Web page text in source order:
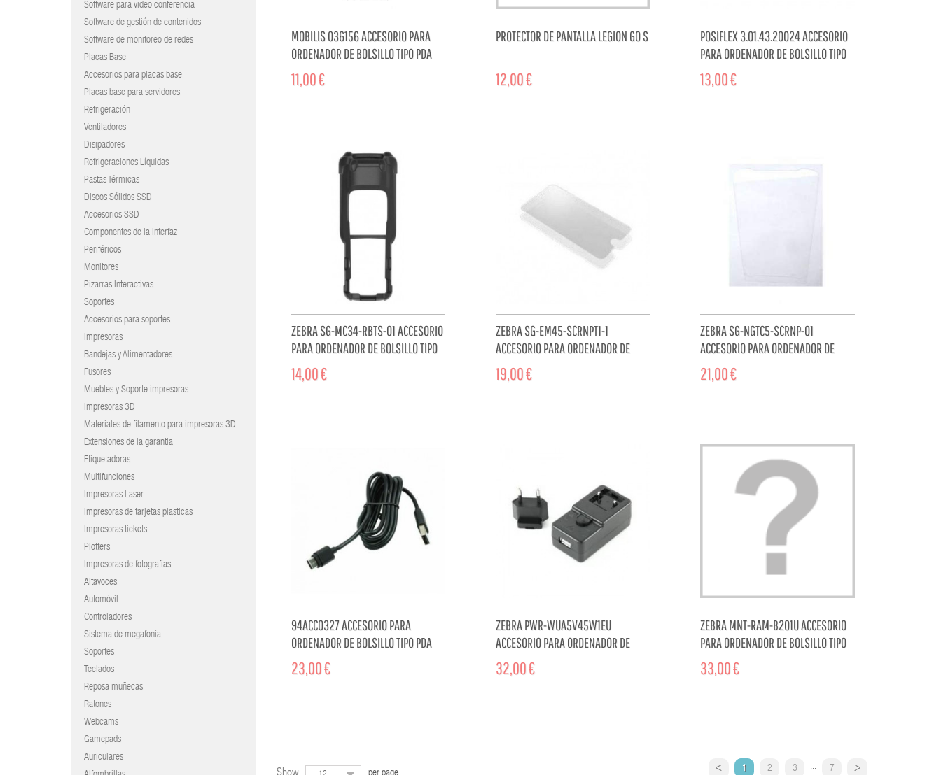
Software para video conferencia
Software de gestión de contenidos
Software de monitoreo de redes
Placas Base
Accesorios para placas base
Placas base para servidores
Refrigeración
Ventiladores
Disipadores
Refrigeraciones Líquidas
Pastas Térmicas
Discos Sólidos SSD
Accesorios SSD
Componentes de la interfaz
Periféricos
Monitores
Pizarras Interactivas
Soportes
Accesorios para soportes
Impresoras
Bandejas y Alimentadores
Fusores
Muebles y Soporte impresoras
Impresoras 3D
Materiales de filamento para impresoras 3D
Extensiones de la garantia
Etiquetadoras
Multifunciones
Impresoras Laser
Impresoras de tarjetas plasticas
Impresoras tickets
Plotters
Impresoras de fotografías
Altavoces
Automóvil
Controladores
Sistema de megafonía
Soportes
Teclados
Reposa muñecas
Ratones
Webcams
Gamepads
Auriculares
MOBILIS 036156 ACCESORIO PARA
ORDENADOR DE BOLSILLO TIPO PDA
PROTECTOR DE PANTALLA
11,00 €
PROTECTOR DE PANTALLA LEGION GO S
12,00 €
POSIFLEX 3.01.43.20024 ACCESORIO
PARA ORDENADOR DE BOLSILLO TIPO
PDA PROTECTOR DE...
13,00 €
ZEBRA SG-MC34-RBTS-01 ACCESORIO
PARA ORDENADOR DE BOLSILLO TIPO
PDA BOTA PROTECTORA
14,00 €
ZEBRA SG-EM45-SCRNPT1-1
ACCESORIO PARA ORDENADOR DE
BOLSILLO TIPO PDA PROTECTOR DE...
19,00 €
ZEBRA SG-NGTC5-SCRNP-01
ACCESORIO PARA ORDENADOR DE
BOLSILLO TIPO PDA PROTECTOR DE...
21,00 €
94ACC0327 ACCESORIO PARA
ORDENADOR DE BOLSILLO TIPO PDA
CABLE DE ALIMENTACIÓN
23,00 €
ZEBRA PWR-WUA5V45W1EU
ACCESORIO PARA ORDENADOR DE
BOLSILLO TIPO PDA ENCHUFE
ELÉCTRICO
32,00 €
ZEBRA MNT-RAM-B201U ACCESORIO
PARA ORDENADOR DE BOLSILLO TIPO
PDA MONTE
33,00 €
1 2 3 ... 7